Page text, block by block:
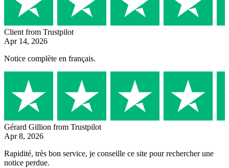
Client from Trustpilot
Apr 14, 2026
Notice complète en français.
Gérard Gillion from Trustpilot
Apr 8, 2026
Rapidité, très bon service, je conseille ce site pour rechercher une
notice perdue.